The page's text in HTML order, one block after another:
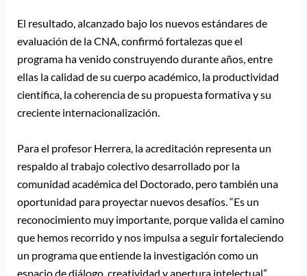
El resultado, alcanzado bajo los nuevos estándares de
evaluación de la CNA, confirmó fortalezas que el
programa ha venido construyendo durante años, entre
ellas la calidad de su cuerpo académico, la productividad
científica, la coherencia de su propuesta formativa y su
creciente internacionalización.
Para el profesor Herrera, la acreditación representa un
respaldo al trabajo colectivo desarrollado por la
comunidad académica del Doctorado, pero también una
oportunidad para proyectar nuevos desafíos. “Es un
reconocimiento muy importante, porque valida el camino
que hemos recorrido y nos impulsa a seguir fortaleciendo
un programa que entiende la investigación como un
espacio de diálogo, creatividad y apertura intelectual”,